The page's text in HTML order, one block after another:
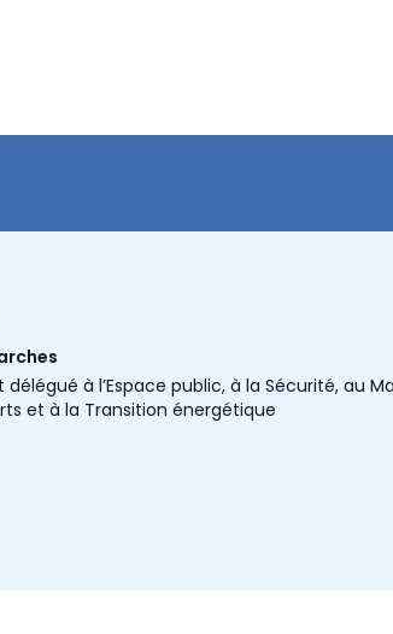
délégué à l’Espace public, à la Sécurité, au
et à la Transition énergétique